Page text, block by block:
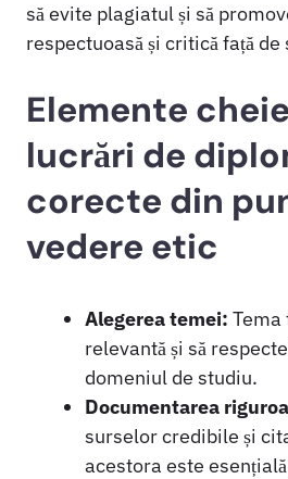
să evite plagiatul și să
respectuoasă și critică față
Elemente
lucrări de
corecte din
vedere etic
Alegerea temei: Tema
relevantă și să
domeniul de studiu.
Documentarea
surselor credibile și
acestora este